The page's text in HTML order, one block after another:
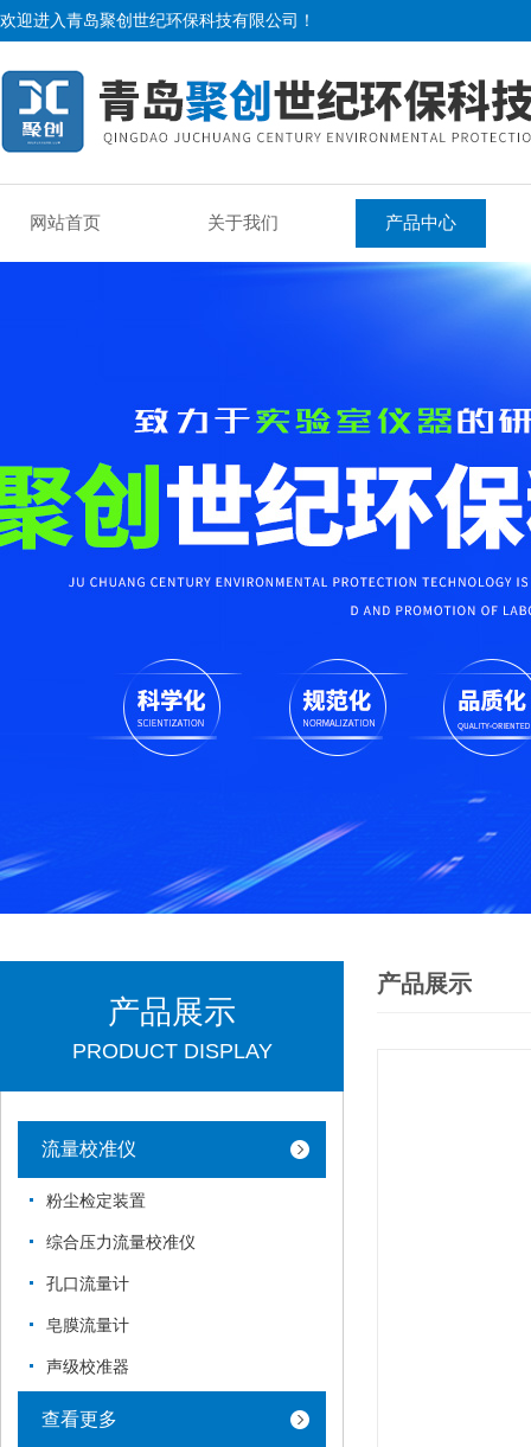
欢迎进入青岛聚创世纪环保科技有限公司！
网站首页 关于我们 产品中心
产品展示
PRODUCT DISPLAY
流量校准仪
粉尘检定装置
综合压力流量校准仪
孔口流量计
皂膜流量计
声级校准器
查看更多
产品展示